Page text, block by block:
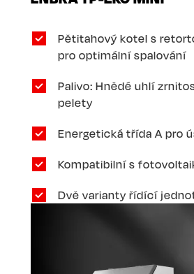
Pětitahový kotel s
pro optimální spalování
Palivo: Hnědé uhlí
pelety
Energetická třída A pro
Kompatibilní s
Dvě varianty řídící